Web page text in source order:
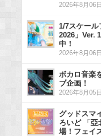
2026年8月06
1/7スケー
2026」Ver.
中！
2026年8月06
ボカロ音楽
ブ企画！
2026年8月05
グッドスマ
ろいど 「亞
場！フェイ